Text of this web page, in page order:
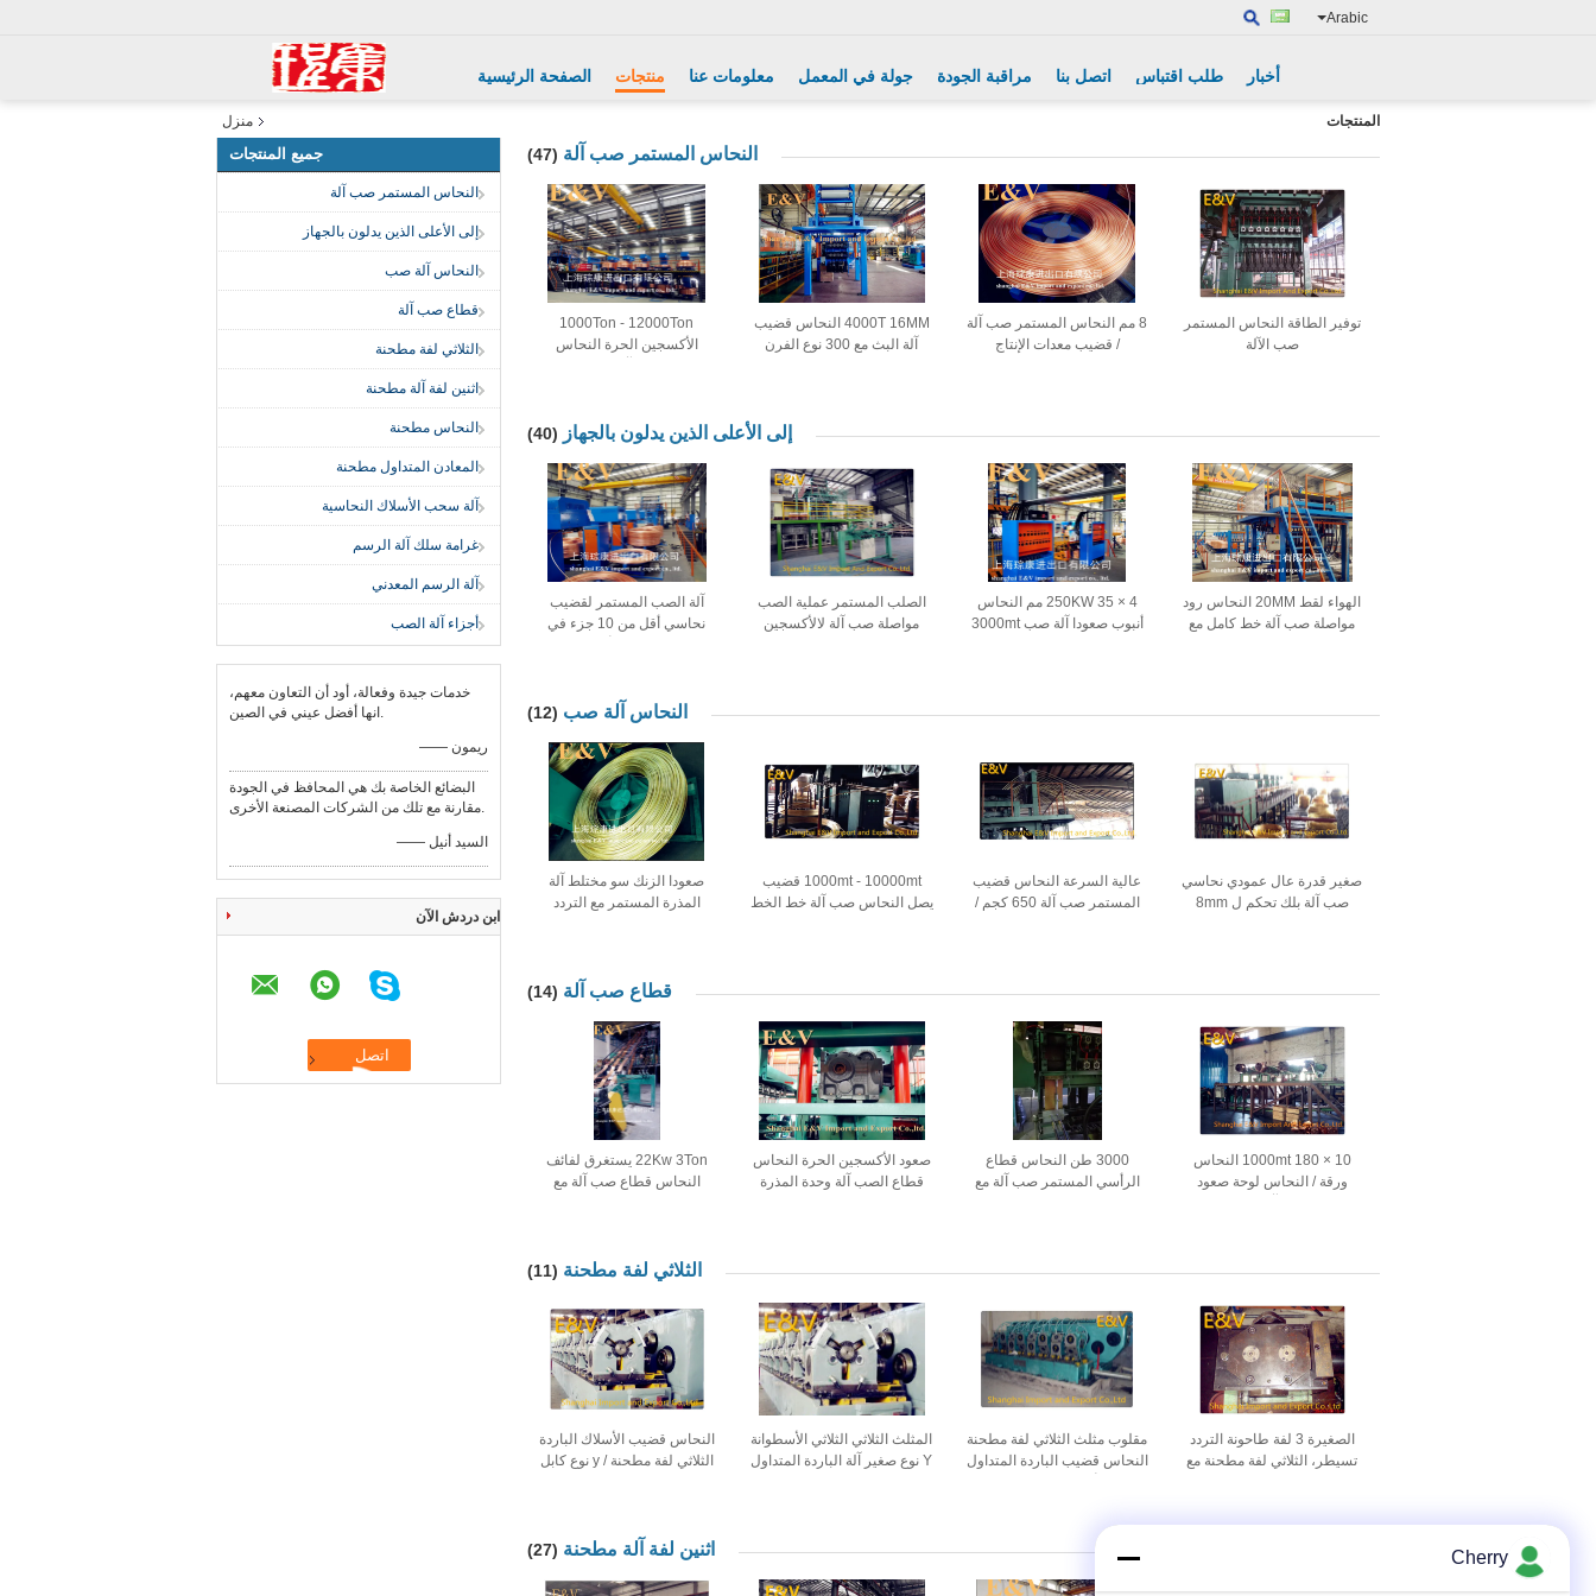
Arabic
الصفحة الرئيسية منتجات معلومات عنا جولة في المعمل مراقبة الجودة اتصل بنا طلب اقتباس أخبار
منزل المنتجات
جميع المنتجات
النحاس المستمر صب آلة
إلى الأعلى الذين يدلون بالجهاز
النحاس آلة صب
قطاع صب آلة
الثلاثي لفة مطحنة
اثنين لفة آلة مطحنة
النحاس مطحنة
المعادن المتداول مطحنة
آلة سحب الأسلاك النحاسية
غرامة سلك آلة الرسم
آلة الرسم المعدني
أجزاء آلة الصب
خدمات جيدة وفعالة، أود أن التعاون معهم،
انها أفضل عيني في الصين.
—— ريمون
البضائع الخاصة بك هي المحافظ في الجودة
مقارنة مع تلك من الشركات المصنعة الأخرى.
—— السيد أنيل
ابن دردش الآن
النحاس المستمر صب آلة (47)
1000Ton - 12000Ton
الأكسجين الحرة النحاس
4000T 16MM النحاس قضيب
آلة البث مع 300 نوع الفرن
8 مم النحاس المستمر صب آلة
/ قضيب معدات الإنتاج
توفير الطاقة النحاس المستمر
صب الآلة
إلى الأعلى الذين يدلون بالجهاز (40)
آلة الصب المستمر لقضيب
نحاسي أقل من 10 جزء في
الصلب المستمر عملية الصب
مواصلة صب آلة لالأكسجين
250KW 35 × 4 مم النحاس
أنبوب صعودا آلة صب 3000mt
الهواء لقط 20MM النحاس رود
مواصلة صب آلة خط كامل مع
النحاس آلة صب (12)
صعودا الزنك سو مختلط آلة
المذرة المستمر مع التردد
1000mt - 10000mt قضيب
يصل النحاس صب آلة خط الخط
عالية السرعة النحاس قضيب
المستمر صب آلة 650 كجم /
صغير قدرة عال عمودي نحاسي
صب آلة بلك تحكم ل 8mm
قطاع صب آلة (14)
22Kw 3Ton يستغرق لفائف
النحاس قطاع صب آلة مع
صعود الأكسجين الحرة النحاس
قطاع الصب آلة وحدة المذرة
3000 طن النحاس قطاع
الرأسي المستمر صب آلة مع
1000mt 180 × 10 النحاس
ورقة / النحاس لوحة صعود
الثلاثي لفة مطحنة (11)
النحاس قضيب الأسلاك الباردة
الثلاثي لفة مطحنة / y نوع كابل
المثلث الثلاثي الثلاثي الأسطوانة
Y نوع صغير آلة الباردة المتداول
مقلوب مثلث الثلاثي لفة مطحنة
النحاس قضيب الباردة المتداول
الصغيرة 3 لفة طاحونة التردد
تسيطر، الثلاثي لفة مطحنة مع
اثنين لفة آلة مطحنة (27) Cherry